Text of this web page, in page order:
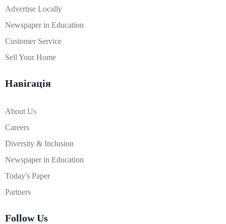
Advertise Locally
Newspaper in Education
Customer Service
Sell Your Home
Навігація
About Us
Careers
Diversity & Inclusion
Newspaper in Education
Today's Paper
Partners
Follow Us